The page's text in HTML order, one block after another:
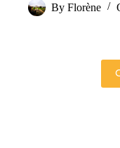
By Florène